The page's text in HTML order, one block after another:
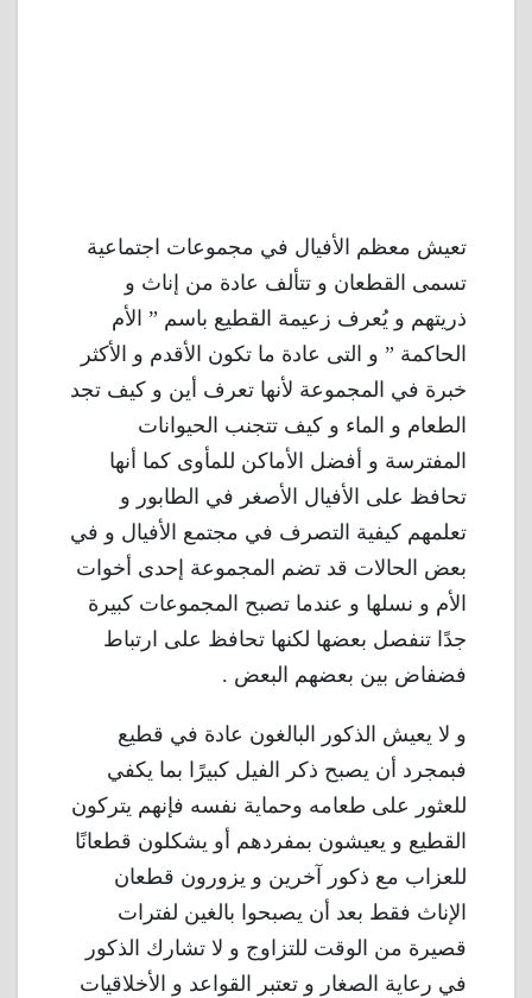
تعيش معظم الأفيال في مجموعات اجتماعية
تسمى القطعان و تتألف عادة من إناث و
ذريتهم و يُعرف زعيمة القطيع باسم ” الأم
الحاكمة ” و التى عادة ما تكون الأقدم و الأكثر
خبرة في المجموعة لأنها تعرف أين و كيف تجد
الطعام و الماء و كيف تتجنب الحيوانات
المفترسة و أفضل الأماكن للمأوى كما أنها
تحافظ على الأفيال الأصغر في الطابور و
تعلمهم كيفية التصرف في مجتمع الأفيال و في
بعض الحالات قد تضم المجموعة إحدى أخوات
الأم و نسلها و عندما تصبح المجموعات كبيرة
جدًا تنفصل بعضها لكنها تحافظ على ارتباط
فضفاض بين بعضهم البعض .
و لا يعيش الذكور البالغون عادة في قطيع
فبمجرد أن يصبح ذكر الفيل كبيرًا بما يكفي
للعثور على طعامه وحماية نفسه فإنهم يتركون
القطيع و يعيشون بمفردهم أو يشكلون قطعانًا
للعزاب مع ذكور آخرين و يزورون قطعان
الإناث فقط بعد أن يصبحوا بالغين لفترات
قصيرة من الوقت للتزاوج و لا تشارك الذكور
في رعاية الصغار و تعتبر القواعد و الأخلاقيات